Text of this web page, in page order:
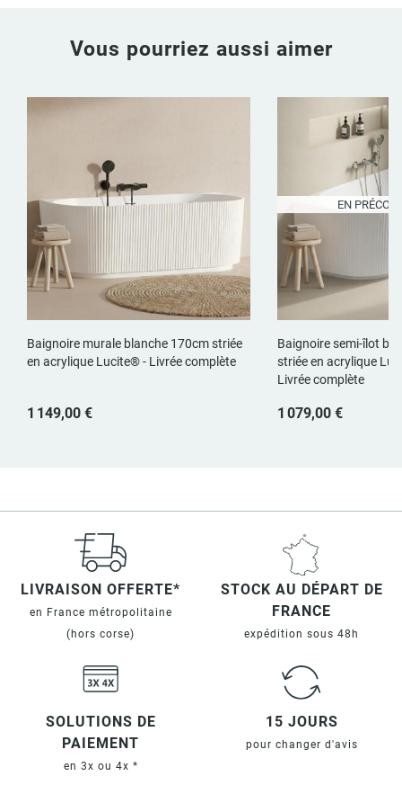
Vous pourriez aussi aimer
Baignoire murale blanche 170cm striée
en acrylique Lucite® - Livrée complète
1 149,00 €
Baignoire semi-îlot
striée en acrylique
Livrée complète
1 079,00 €
EN
LIVRAISON OFFERTE*
en France métropolitaine
(hors corse)
STOCK AU DÉPART DE
FRANCE
expédition sous 48h
SOLUTIONS DE
PAIEMENT
en 3x ou 4x *
15 JOURS
pour changer d'avis